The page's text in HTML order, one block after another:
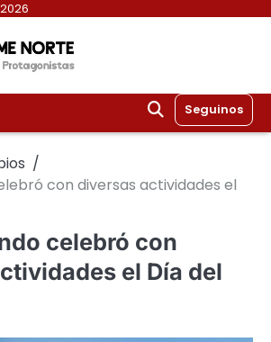
Seguinos
con diversas actividades el
celebró con
el Día del